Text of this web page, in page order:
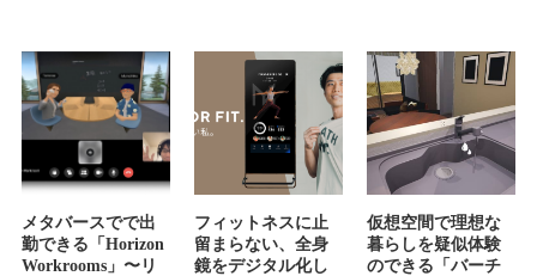
メタバースでで出
勤できる「Horizon
Workrooms」〜リ
フィットネスに止
留まらない、全身
鏡をデジタル化し
仮想空間で理想な
暮らしを疑似体験
のできる「バーチ